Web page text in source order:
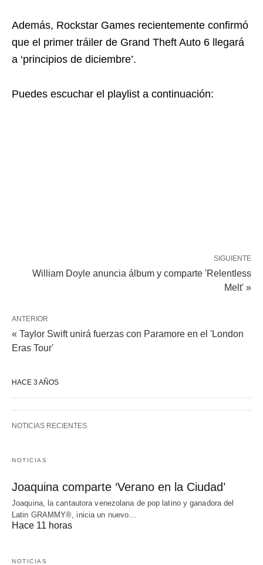
Además, Rockstar Games recientemente confirmó
que el primer tráiler de Grand Theft Auto 6 llegará
a ‘principios de diciembre’.
Puedes escuchar el playlist a continuación:
SIGUIENTE
William Doyle anuncia álbum y comparte 'Relentless
Melt' »
ANTERIOR
« Taylor Swift unirá fuerzas con Paramore en el 'London
Eras Tour'
HACE 3 AÑOS
NOTICIAS RECIENTES
NOTICIAS
Joaquina comparte ‘Verano en la Ciudad’
Joaquina, la cantautora venezolana de pop latino y ganadora del
Latin GRAMMY®, inicia un nuevo…
Hace 11 horas
NOTICIAS